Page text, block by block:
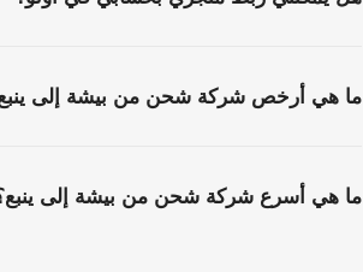
ما هي أرخص شركة شحن من بيشة إلى
ما هي أسرع شركة شحن من بيشة إلى